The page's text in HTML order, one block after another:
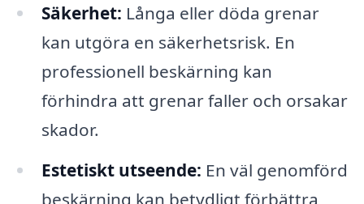
Säkerhet: Långa eller döda grenar
kan utgöra en säkerhetsrisk. En
professionell beskärning kan
förhindra att grenar faller och orsakar
skador.
Estetiskt utseende: En väl genomförd
beskärning kan betydligt förbättra